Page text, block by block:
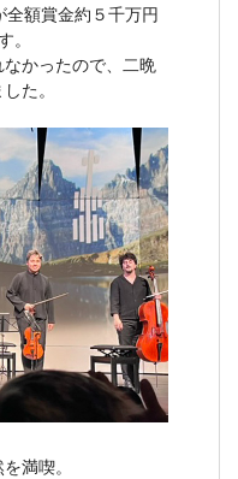
額賞金約５千万円
。
かったので、二晩
た。
満喫。